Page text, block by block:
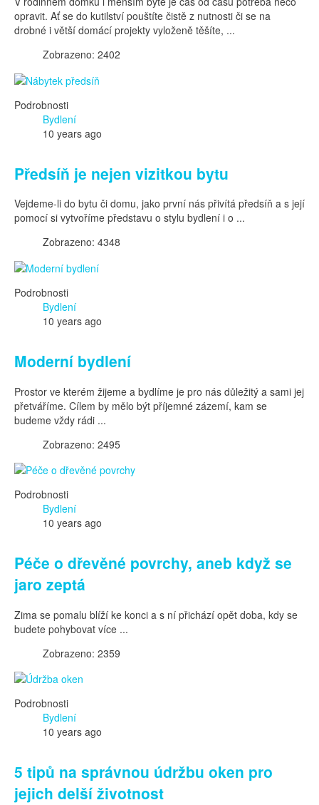
opravit. Ať se do kutilství pouštíte čistě z nutnosti či se na
drobné i větší domácí projekty vyloženě těšíte, ...
Zobrazeno: 2402
Podrobnosti
Bydlení
10 years ago
Předsíň je nejen vizitkou bytu
Vejdeme-li do bytu či domu, jako první nás přivítá předsíň a s její
pomocí si vytvoříme představu o stylu bydlení i o ...
Zobrazeno: 4348
Podrobnosti
Bydlení
10 years ago
Moderní bydlení
Prostor ve kterém žijeme a bydlíme je pro nás důležitý a sami jej
přetváříme. Cílem by mělo být příjemné zázemí, kam se
budeme vždy rádi ...
Zobrazeno: 2495
Podrobnosti
Bydlení
10 years ago
Péče o dřevěné povrchy, aneb když se
jaro zeptá
Zima se pomalu blíží ke konci a s ní přichází opět doba, kdy se
budete pohybovat více ...
Zobrazeno: 2359
Podrobnosti
Bydlení
10 years ago
5 tipů na správnou údržbu oken pro
jejich delší životnost